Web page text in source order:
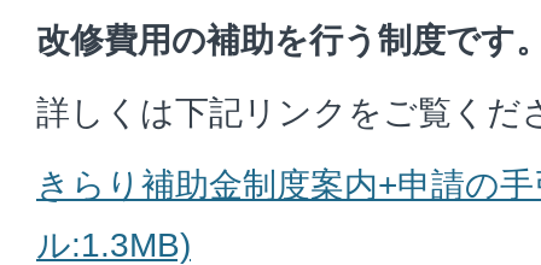
改修費用の補助を行う制度です
詳しくは下記リンクをご覧くだ
きらり補助金制度案内+申請の
ル:1.3MB)